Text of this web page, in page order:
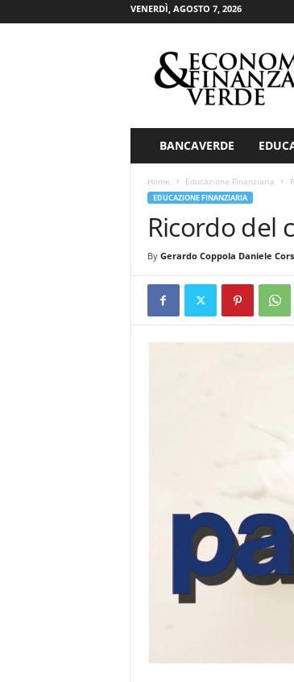
VENERDÌ, AGOSTO 7, 2026
z
e
BANCAVERDE
Home Educazione Finanziaria
EDUCAZIONE FINANZIARIA
Ricordo del
By Gerardo Coppola Daniele